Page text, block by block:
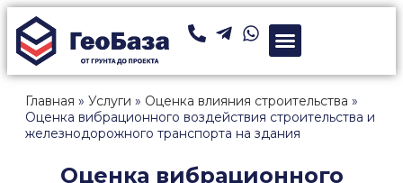
Главная » Услуги » Оценка влияния строительства »
Оценка вибрационного воздействия строительства и
железнодорожного транспорта на здания
Оценка вибрационного